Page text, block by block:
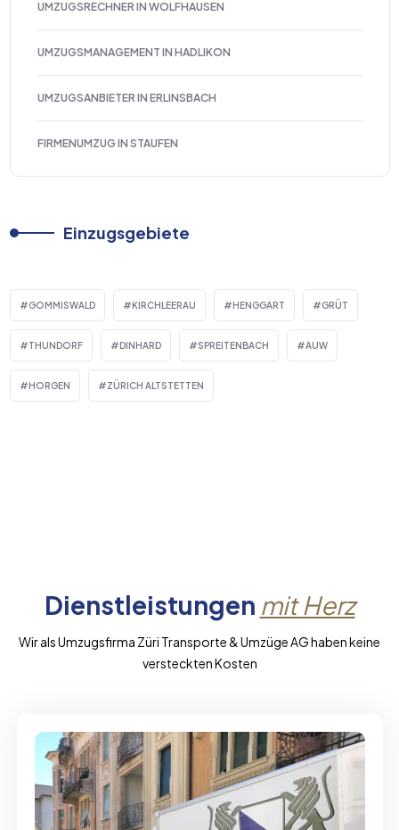
UMZUGSRECHNER IN WOLFHAUSEN
UMZUGSMANAGEMENT IN HADLIKON
UMZUGSANBIETER IN ERLINSBACH
FIRMENUMZUG IN STAUFEN
Einzugsgebiete
GOMMISWALD KIRCHLEERAU HENGGART GRÜT
THUNDORF DINHARD SPREITENBACH AUW
HORGEN ZÜRICH ALTSTETTEN
Dienstleistungen mit Herz
Wir als Umzugsfirma Züri Transporte & Umzüge AG haben keine
versteckten Kosten